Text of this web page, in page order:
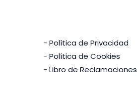
-Política de Privacidad
-Política de Cookies
-Libro de Reclamaciones